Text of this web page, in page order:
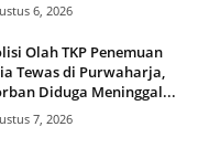
6, 2026
Olah TKP Penemuan
Tewas di Purwaharja,
Diduga Meninggal...
7, 2026